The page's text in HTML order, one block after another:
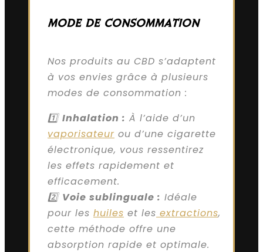
MODE DE CONSOMMATION
Nos produits au CBD s’adaptent
à vos envies grâce à plusieurs
modes de consommation :
1️⃣ Inhalation : À l’aide d’un
vaporisateur ou d’une cigarette
électronique, vous ressentirez
les effets rapidement et
efficacement.
2️⃣ Voie sublinguale : Idéale
pour les huiles et les extractions,
cette méthode offre une
absorption rapide et optimale.